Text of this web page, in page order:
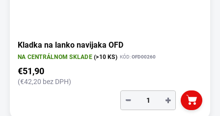
Kladka na lanko navijaka OFD
NA CENTRÁLNOM SKLADE(>10 KS) KÓD:OFD00260
€51,90
(€42,20 bez DPH)
+
−